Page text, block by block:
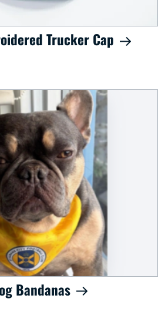
Trucker Cap
Bandanas